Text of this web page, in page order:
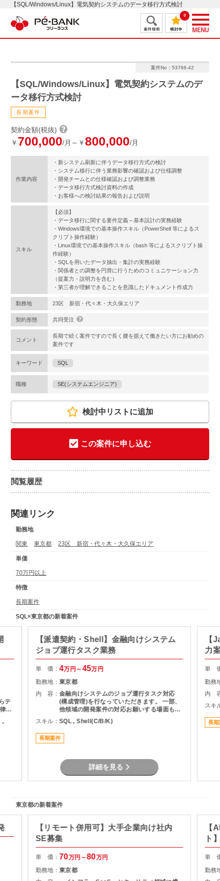
【SQL/Windows/Linux】電気契約システムのデータ移行方式検討
0
案件No：53766-42
【SQL/Windows/Linux】電気契約システムのデ
ータ移行方式検討
長期案件
契約金額(税抜)
￥ 700,000/月～￥800,000/月
作業内容
・新システム刷新に伴うデータ移行方式の検討
・システム移行に伴う業務影響の確認および仕様調整
・開発チームとの仕様確認および調整業務
・データ移行方式検討資料の作成
・お客様への検討結果の報告および説明
スキル
【必須】
・データ移行に関する要件定義～基本設計の実務経験
・Windows環境での基本操作スキル（PowerShell 等によるス
クリプト操作経験）
・Linux環境での基本操作スキル（bash 等によるスクリプト操
作経験）
・SQLを用いたデータ抽出・集計の実務経験
・関係者との調整を円滑に行うためのコミュニケーション力
（提案力・説明力を含む）
・第三者が理解できることを意識したドキュメント作成力
勤務地 23区 新宿・代々木・大久保エリア
契約形態 共同受注
コメント
長期で続く案件ですので長く腰を据えて働きたい方にお勧めの
案件です
キーワード SQL
職種 SE(システムエンジニア)
検討中リストに追加
この案件に申し込む
閲覧履歴
関連リンク
勤務地
関東 東京都 23区 新宿・代々木・大久保エリア
単価
70万円以上
特徴
長期案件
SQL×東京都の新着案件
テ
的
,
【派遣契約・Shell】金融向けシステム
ジョブ運行タスク業務
単 価：4万円～45万円
勤務地：東京都
内 容：金融向けシステムのジョブ運行タスク対応
(構成管理)を行なっていただきます。 一部、
他領域の開発案件の対応お願いする場面もご
ざいます。
スキル：SQL , Shell(C/B/K)
長期案件
詳細を見る
【
力
単
勤務
内
スキ
長期
東京都の新着案件
【リモート併用可】大手企業向け社内
SE募集
単 価： 70万円～80万円
勤務地：東京都
【
ト
単
勤務